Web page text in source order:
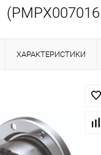
ХАРАКТЕРИСТИКИ